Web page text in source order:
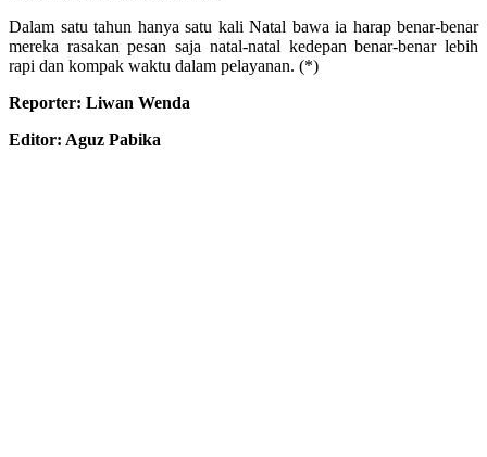
Dalam satu tahun hanya satu kali Natal bawa ia harap benar-benar
mereka rasakan pesan saja natal-natal kedepan benar-benar lebih
rapi dan kompak waktu dalam pelayanan. (*)
Reporter: Liwan Wenda
Editor: Aguz Pabika